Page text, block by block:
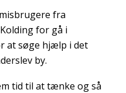
fra
for gå i
at søge hjælp i det
by.
tid til at tænke og så